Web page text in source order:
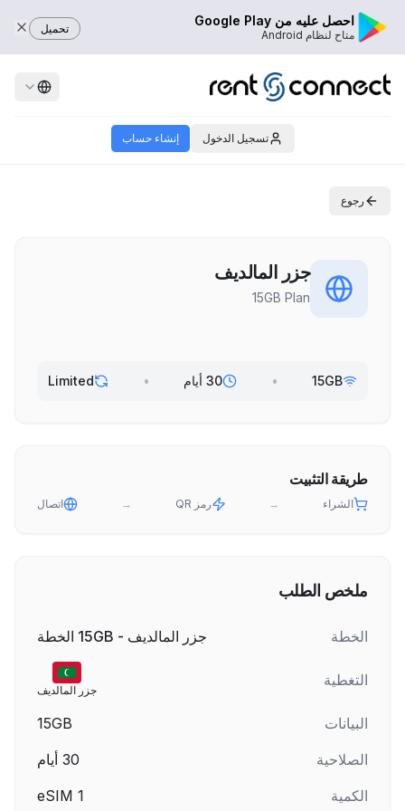
احصل عليه من Google Play
متاح لنظام Android تحميل
تسجيل الدخول إنشاء حساب
رجوع
جزر المالديف
15GB Plan
15GB
• 30 أيام •
Limited
طريقة التثبيت
الشراء → رمز QR → اتصال
ملخص الطلب
الخطة جزر المالديف - 15GB الخطة
التغطية
جزر المالديف
البيانات
15GB
الصلاحية
30 أيام
الكمية
1